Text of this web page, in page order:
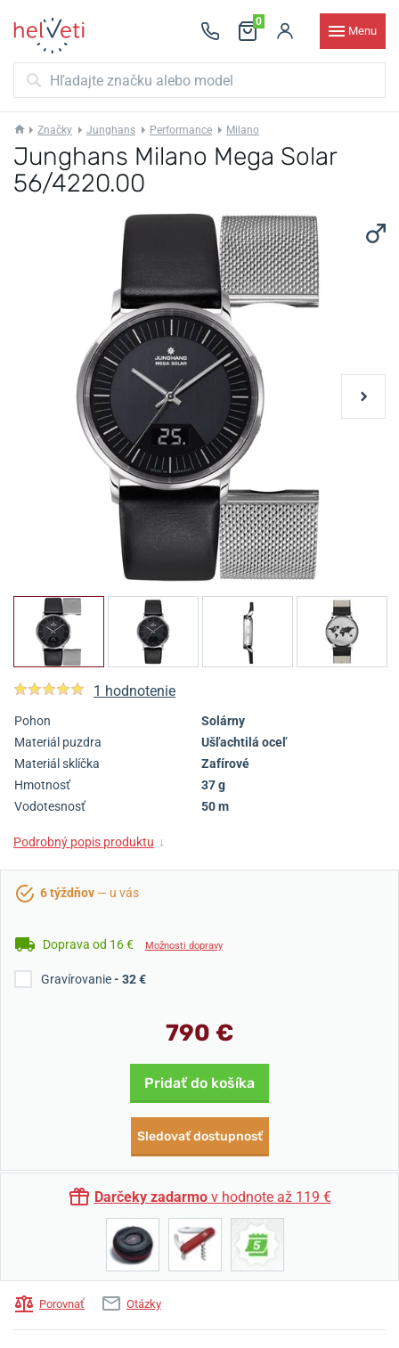
0
Menu
Značky Junghans Performance Milano
Junghans Milano Mega Solar
56/4220.00
1 hodnotenie
Pohon
Solárny
Materiál puzdra
Ušľachtilá oceľ
Materiál sklíčka
Zafírové
Hmotnosť
37 g
Vodotesnosť
50 m
Podrobný popis produktu ↓
6 týždňov — u vás
Doprava od 16 € Možnosti dopravy
Gravírovanie- 32 €
790 €
Pridať do košíka
Sledovať dostupnosť
Darčeky zadarmov hodnote až 119 €
Porovnať Otázky